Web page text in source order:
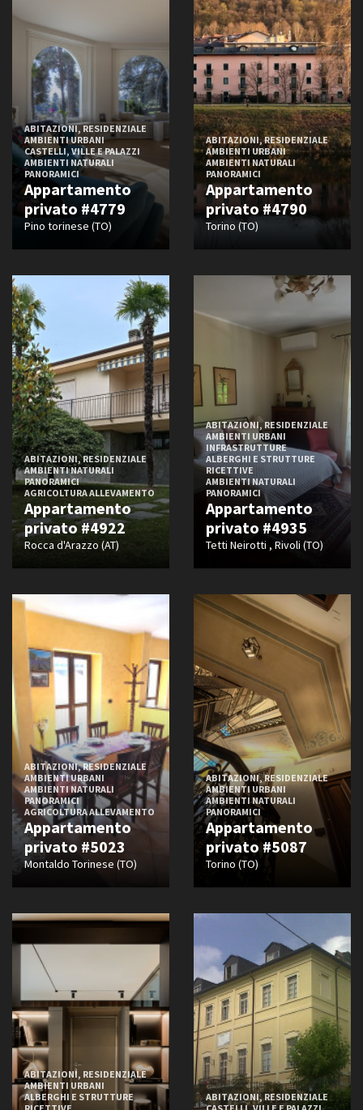
Neoclassico
Neogotico
Paleocristiano
Razionalista
Rinascimentale
Romanico
Rustico
Umbertino
Aspetto e condizione
Alto borghese
Aristocratico
Arredato
Autentico
Borghese
Diroccato
Elegante
In rovina
Informale
Moderno
Piccolo borghese
Popolare
Ristrutturato
Vuoto
FILTRA
ABITAZIONI, RESIDENZIALE
AMBIENTI URBANI
CASTELLI, VILLE E PALAZZI
AMBIENTI NATURALI
PANORAMICI
Appartamento
privato #4779
Pino torinese (TO)
ABITAZIONI, RESIDENZIALE
AMBIENTI URBANI
AMBIENTI NATURALI
PANORAMICI
Appartamento
privato #4790
Torino (TO)
ABITAZIONI, RESIDENZIALE
AMBIENTI NATURALI
PANORAMICI
AGRICOLTURA ALLEVAMENTO
Appartamento
privato #4922
Rocca d'Arazzo (AT)
ABITAZIONI, RESIDENZIALE
AMBIENTI URBANI
INFRASTRUTTURE
ALBERGHI E STRUTTURE
RICETTIVE
AMBIENTI NATURALI
PANORAMICI
Appartamento
privato #4935
Tetti Neirotti , Rivoli (TO)
ABITAZIONI, RESIDENZIALE
AMBIENTI URBANI
AMBIENTI NATURALI
PANORAMICI
AGRICOLTURA ALLEVAMENTO
Appartamento
privato #5023
Montaldo Torinese (TO)
ABITAZIONI, RESIDENZIALE
AMBIENTI URBANI
AMBIENTI NATURALI
PANORAMICI
Appartamento
privato #5087
Torino (TO)
ABITAZIONI, RESIDENZIALE
AMBIENTI URBANI
ALBERGHI E STRUTTURE
ABITAZIONI, RESIDENZIALE